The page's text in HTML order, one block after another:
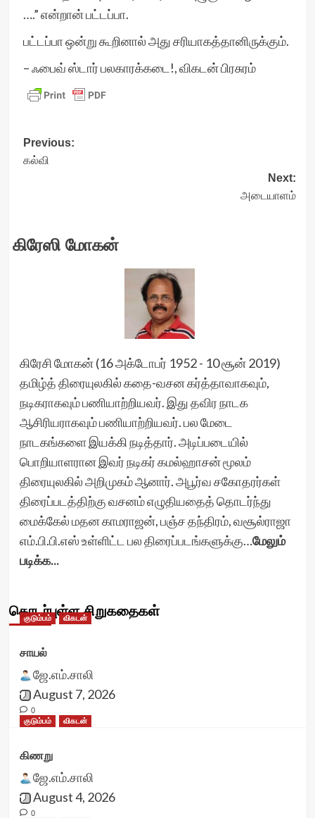
….” என்றான் பட்டப்பா.
பட்டப்பா ஒன்று கூறினால் அது சரியாகத்தானிருக்கும்.
– ஃபைவ் ஸ்டார் பலகாரக்கடை!, விகடன் பிரசுரம்
Post
navigation
Previous:
கல்வி
Next:
அடையாளம்
கிரேஸி மோகன்
கிரேசி மோகன் (16 அக்டோபர் 1952 - 10 சூன் 2019)
தமிழ்த் திரையுலகில் கதை-வசன கர்த்தாவாகவும்,
நடிகராகவும் பணியாற்றியவர். இது தவிர நாடக
ஆசிரியராகவும் பணியாற்றியவர். பல மேடை
நாடகங்களை இயக்கி நடித்தார். அடிப்படையில்
பொறியாளரான இவர் நடிகர் கமல்ஹாசன் மூலம்
திரையுலகில் அறிமுகம் ஆனார். அபூர்வ சகோதரர்கள்
திரைப்படத்திற்கு வசனம் எழுதியதைத் தொடர்ந்து
மைக்கேல் மதன காமராஜன், பஞ்ச தந்திரம், வசூல்ராஜா
எம்.பி.பி.எஸ் உள்ளிட்ட பல திரைப்படங்களுக்கு…மேலும்
படிக்க...
தொடர்புள்ள சிறுகதைகள்
குடும்பம் விகடன்
சாயல்
ஜே.எம்.சாலி
August 7, 2026
0
குடும்பம்
விகடன்
கிணறு
ஜே.எம்.சாலி
August 4, 2026
0